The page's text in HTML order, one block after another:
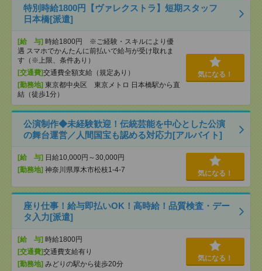
特別時給1800円【ヴァレクストラ】短期スタッフ
日本橋[派遣]
[給 与] 時給1800円 ※ご経験・スキルにより優
遇 スマホでかんたんに前払いで給与が受け取れま
す（※上限、条件あり）
[交通費]交通費全額支給（規定あり）
[勤務地] 東京都中央区 東京メトロ 日本橋駅から直
結（徒歩1分）
気になる！
公演制作◆未経験歓迎！伝統芸能を中心とした公演
の舞台運営／人間国宝も認める対応力[アルバイト]
[給 与] 日給10,000円～30,000円
[勤務地] 神奈川県厚木市松枝1-4-7 気になる！
座り仕事！給与即払いOK！高時給！品質検査・デー
タ入力[派遣]
[給 与] 時給1800円
[交通費]交通費支給有り
[勤務地] みどりの駅から徒歩20分
気になる！